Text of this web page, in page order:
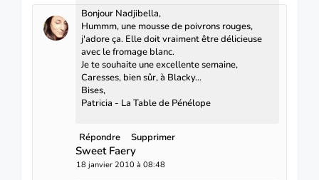
Bonjour Nadjibella,
Hummm, une mousse de poivrons rouges,
j'adore ça. Elle doit vraiment être délicieuse
avec le fromage blanc.
Je te souhaite une excellente semaine,
Caresses, bien sûr, à Blacky...
Bises,
Patricia - La Table de Pénélope
Répondre Supprimer
Sweet Faery
18 janvier 2010 à 08:48